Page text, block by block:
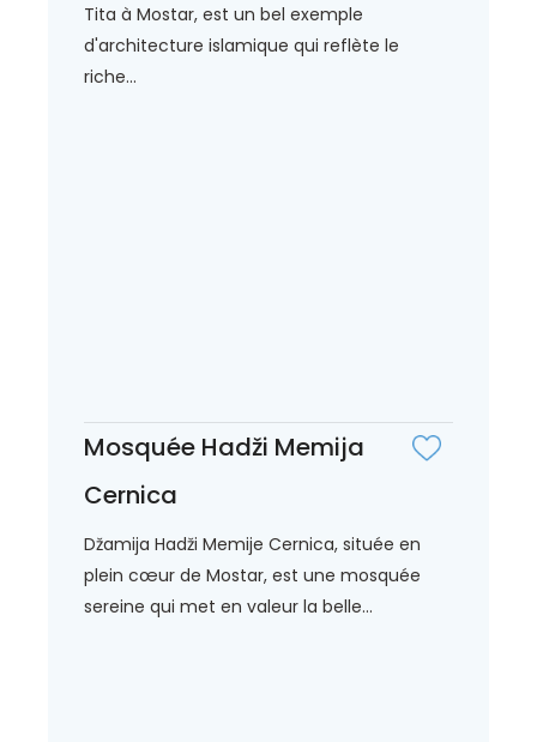
Tita à Mostar, est un bel exemple
d'architecture islamique qui reflète le
riche...
Mosquée Hadži Memija
Cernica
Džamija Hadži Memije Cernica, située en
plein cœur de Mostar, est une mosquée
sereine qui met en valeur la belle...